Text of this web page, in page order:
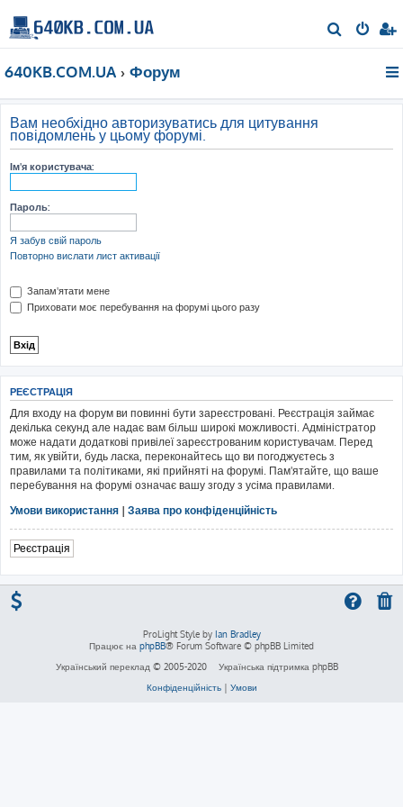
о
640KB.COM.UA Форум
Вам необхідно авторизуватись для цитування
повідомлень у цьому форумі.
Ім'я користувача:
Пароль:
Я забув свій пароль
Повторно вислати лист активації
Запам'ятати мене
Приховати моє перебування на форумі цього разу
РЕЄСТРАЦІЯ
Для входу на форум ви повинні бути зареєстровані. Реєстрація займає
декілька секунд але надає вам більш широкі можливості. Адміністратор
може надати додаткові привілеї зареєстрованим користувачам. Перед
тим, як увійти, будь ласка, переконайтесь що ви погоджуєтесь з
правилами та політиками, які прийняті на форумі. Пам'ятайте, що ваше
перебування на форумі означає вашу згоду з усіма правилами.
Умови використання | Заява про конфіденційність
Реєстрація
ProLight Style by Ian Bradley
Працює на phpBB® Forum Software © phpBB Limited
Український переклад © 2005-2020
Українська підтримка phpBB
Конфіденційність| Умови